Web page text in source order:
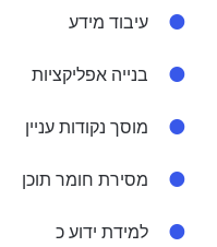
עיבוד מידע
בנייה אפליקציות
מוסך נקודות עניין
מסירת חומר תוכן
למידת ידוע כ